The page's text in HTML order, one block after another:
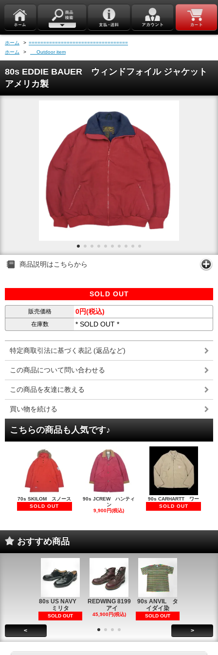
ホーム > ==================================
ホーム
> Outdoor item
80s EDDIE BAUER ウィンドフォイル ジャケット
アメリカ製
商品説明はこちらから
SOLD OUT
販売価格 0円(税込)
在庫数 * SOLD OUT *
特定商取引法に基づく表記 (返品など)
この商品について問い合わせる
この商品を友達に教える
買い物を続ける
こちらの商品も人気です♪
70s SKILOM スノース
SOLD OUT
90s JCREW ハンティ
ン
9,900円(税込)
90s CARHARTT ワー
SOLD OUT
おすすめ商品
80s US NAVY
ミリタ
SOLD OUT
REDWING 8199
アイ
45,900円(税込)
90s ANVIL タ
イダイ染
SOLD OUT
< >